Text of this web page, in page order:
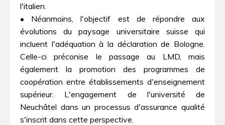
l'italien.
• Néanmoins, l'objectif est de répondre aux
évolutions du paysage universitaire suisse qui
incluent l'adéquation à la déclaration de Bologne.
Celle-ci préconise le passage au LMD, mais
également la promotion des programmes de
coopération entre établissements d'enseignement
supérieur. L'engagement de l'université de
Neuchâtel dans un processus d'assurance qualité
s'inscrit dans cette perspective.